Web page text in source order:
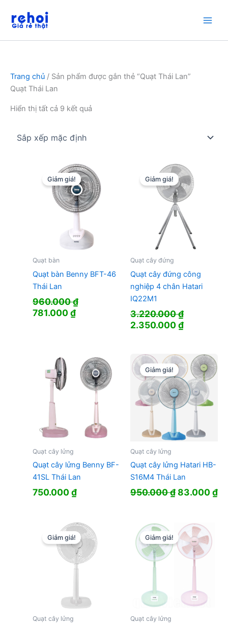
dung
Trang chủ / Sản phẩm được gắn thẻ “Quạt Thái Lan”
Quạt Thái Lan
Hiển thị tất cả 9 kết quả
Giảm giá!
Quạt bàn
Quạt bàn Benny BFT-46
Thái Lan
960.000₫
Giá
781.000₫Giá
781.000 ₫.
Giảm giá!
Quạt cây đứng
Quạt cây đứng công
nghiệp 4 chân Hatari
IQ22M1
3.220.000₫
Giá
3.220.000 ₫.
2.350.000₫Giá
là:
Quạt cây lửng
Quạt cây lửng Benny BF-
41SL Thái Lan
750.000₫
Giảm giá!
Quạt cây lửng
Quạt cây lửng Hatari HB-
S16M4 Thái Lan
950.000₫Giá
950.000 ₫.
83.000₫
Giảm giá!
Quạt cây lửng
Giảm giá!
Quạt cây lửng